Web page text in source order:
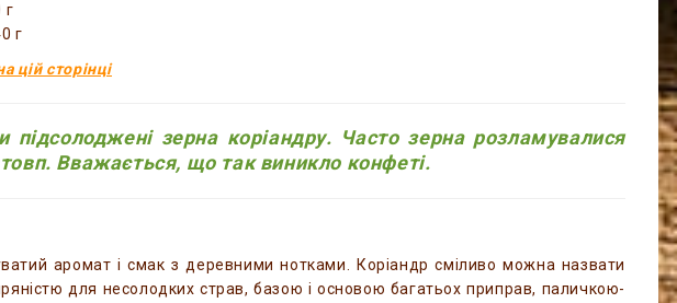
г
г
цій сторінці
зерна коріандру. Часто зерна розламувалися
Вважається, що так виникло конфеті.
аромат і смак з деревними нотками. Коріандр сміливо можна назвати
для несолодких страв, базою і основою багатьох приправ, паличкою-